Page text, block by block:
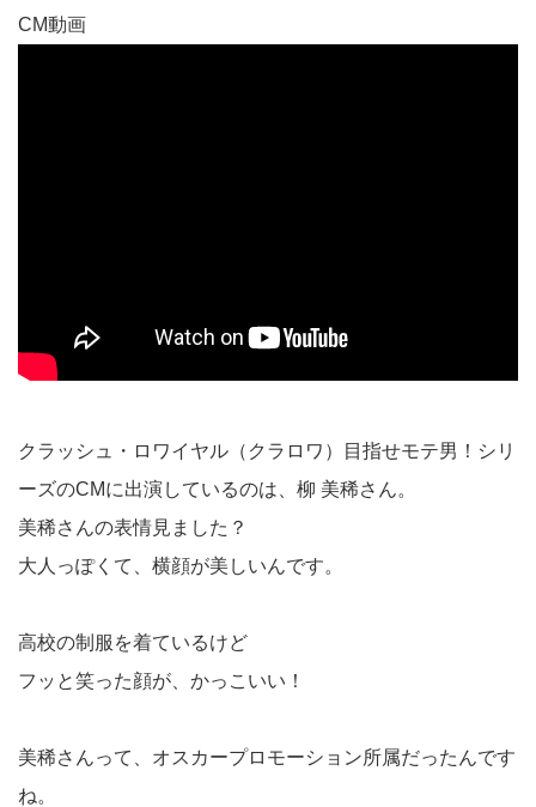
CM動画
クラッシュ・ロワイヤル（クラロワ）目指せモテ男！シリ
ーズのCMに出演しているのは、柳 美稀さん。
美稀さんの表情見ました？
大人っぽくて、横顔が美しいんです。
高校の制服を着ているけど
フッと笑った顔が、かっこいい！
美稀さんって、オスカープロモーション所属だったんです
ね。